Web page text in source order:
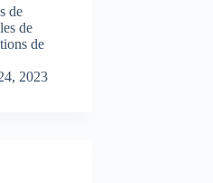
de
de
de
2023